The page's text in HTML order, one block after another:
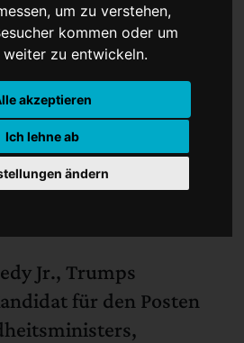
um zu verstehen,
kommen oder um
weiter zu entwickeln.
akzeptieren
Ich lehne ab
ändern
Jr., Trumps
für den Posten